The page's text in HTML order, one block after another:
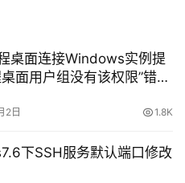
、图片、Excel、PPT转换
机共享的方法了，非常详细
，转载请注明出处：
12206
桌面连接Windows实例提
面用户组没有该权限”错误
2日 1.8K
下SSH服务默认端口修改